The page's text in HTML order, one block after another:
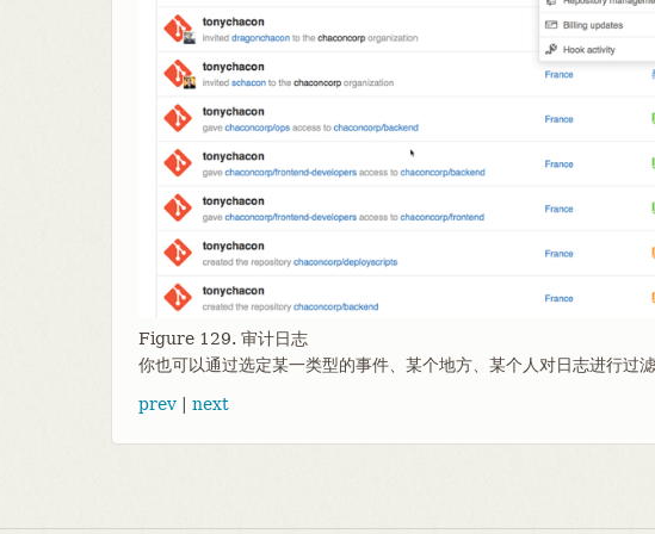
Figure 129. 审计日志
你也可以通过选定某一类型的事件、某个地方、某个人对日志进行过
prev next